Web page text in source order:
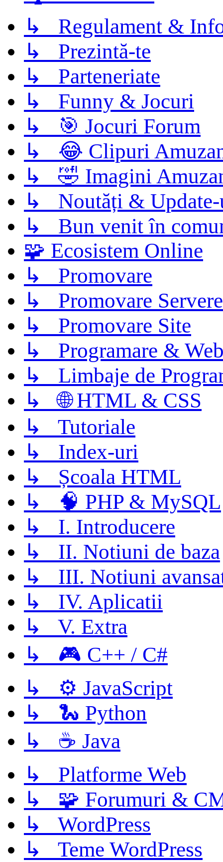
↳ Regulament &
↳ Prezintă-te
↳ Parteneriate
↳ Funny & Jocuri
↳ 🎯 Jocuri Forum
↳ 😂 Clipuri
↳ 🤣 Imagini
↳ Noutăți &
↳ Bun venit în
🧩 Ecosistem Online
↳ Promovare
↳ Promovare Servere
↳ Promovare Site
↳ Programare &
↳ Limbaje de
↳ 🌐 HTML & CSS
↳ Tutoriale
↳ Index-uri
↳ Școala HTML
↳ 🧠 PHP & MySQL
↳ I. Introducere
↳ II. Notiuni de baza
↳ III. Notiuni
↳ IV. Aplicatii
↳ V. Extra
↳ 🎮 C++ / C#
↳ ⚙️ JavaScript
↳ 🐍 Python
↳ ☕ Java
↳ Platforme Web
↳ 🧩 Forumuri &
↳ WordPress
↳ Teme WordPress